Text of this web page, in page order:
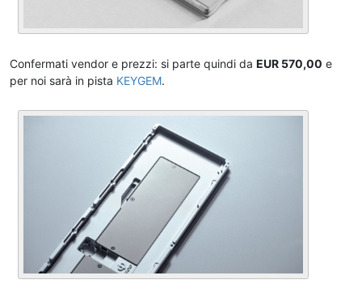
Confermati vendor e prezzi: si parte quindi da EUR 570,00 e
per noi sarà in pista KEYGEM.